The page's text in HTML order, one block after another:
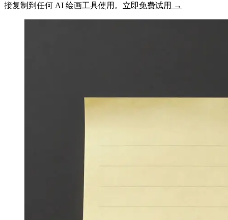
接复制到任何 AI 绘画工具使用。 立即免费试用 →